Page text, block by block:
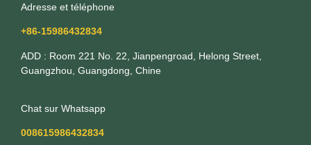
Adresse et téléphone
+86-15986432834
ADD : Room 221 No. 22, Jianpengroad, Helong Street,
Guangzhou, Guangdong, Chine
Chat sur Whatsapp
008615986432834